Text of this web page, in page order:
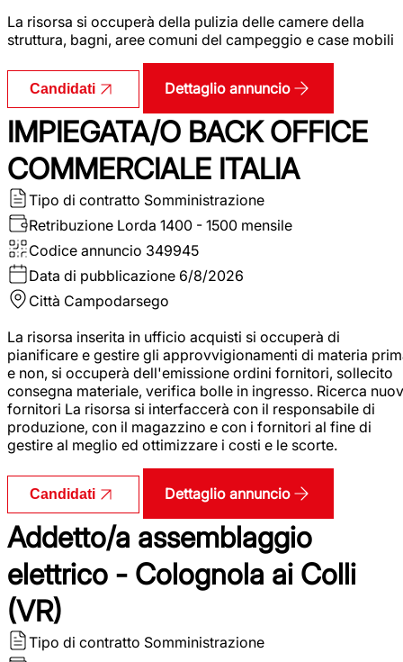
La risorsa si occuperà della pulizia delle camere della
struttura, bagni, aree comuni del campeggio e case mobili
Candidati Dettaglio annuncio
IMPIEGATA/O BACK OFFICE
COMMERCIALE ITALIA
Tipo di contratto Somministrazione
Retribuzione Lorda 1400 - 1500 mensile
Codice annuncio 349945
Data di pubblicazione 6/8/2026
Città Campodarsego
La risorsa inserita in ufficio acquisti si occuperà di
pianificare e gestire gli approvvigionamenti di materia
e non, si occuperà dell'emissione ordini fornitori, sollecito
consegna materiale, verifica bolle in ingresso. Ricerca
fornitori La risorsa si interfaccerà con il responsabile di
produzione, con il magazzino e con i fornitori al fine di
gestire al meglio ed ottimizzare i costi e le scorte.
Candidati Dettaglio annuncio
Addetto/a assemblaggio
elettrico - Colognola ai Colli
(VR)
Tipo di contratto Somministrazione